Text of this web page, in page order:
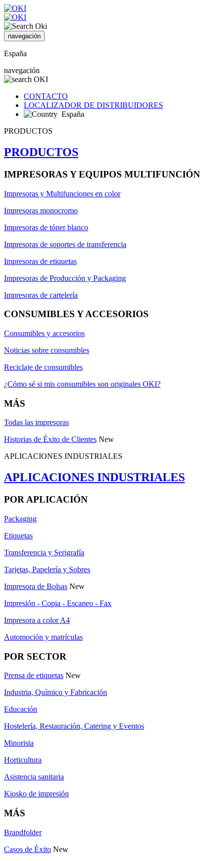
navegación
España
navegación
CONTACTO
LOCALIZADOR DE DISTRIBUIDORES
España
PRODUCTOS
PRODUCTOS
IMPRESORAS Y EQUIPOS MULTIFUNCIÓN
Impresoras y Multifunciones en color
Impresoras monocromo
Impresoras de tóner blanco
Impresoras de soportes de transferencia
Impresoras de etiquetas
Impresoras de Producción y Packaging
Impresoras de cartelería
CONSUMIBLES Y ACCESORIOS
Consumibles y accesorios
Noticias sobre consumibles
Reciclaje de consumibles
¿Cómo sé si mis consumibles son originales OKI?
MÁS
Todas las impresoras
Historias de Éxito de Clientes New
APLICACIONES INDUSTRIALES
APLICACIONES INDUSTRIALES
POR APLICACIÓN
Packaging
Etiquetas
Transferencia y Serigrafía
Tarjetas, Papelería y Sobres
Impresora de Bolsas New
Impresión - Copia - Escaneo - Fax
Impresora a color A4
Automoción y matrículas
POR SECTOR
Prensa de etiquetas New
Industria, Químico y Fabricación
Educación
Hostelería, Restauración, Catering y Eventos
Minorista
Horticultura
Asistencia sanitaria
Kiosko de impresión
MÁS
Brandfolder
Casos de Éxito New